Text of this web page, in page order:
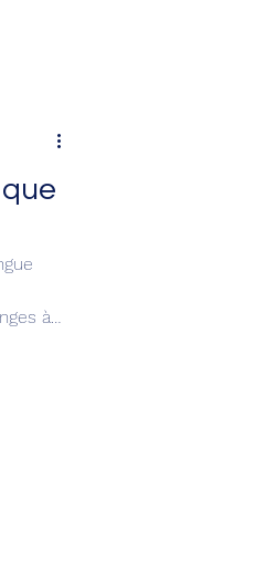
que
à